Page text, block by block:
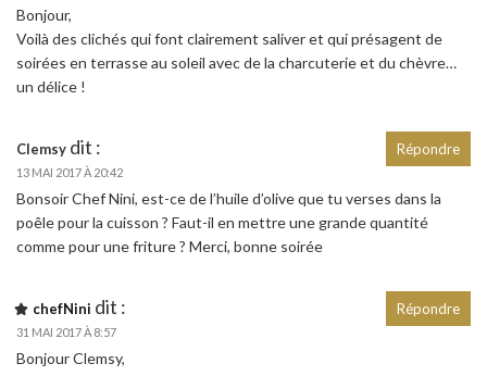
Bonjour,
Voilà des clichés qui font clairement saliver et qui présagent de
soirées en terrasse au soleil avec de la charcuterie et du chèvre…
un délice !
Clemsy dit :
13 MAI 2017 À 20:42
Bonsoir Chef Nini, est-ce de l’huile d’olive que tu verses dans la
poêle pour la cuisson ? Faut-il en mettre une grande quantité
comme pour une friture ? Merci, bonne soirée
Répondre
chefNini dit :
31 MAI 2017 À 8:57
Bonjour Clemsy,
Répondre